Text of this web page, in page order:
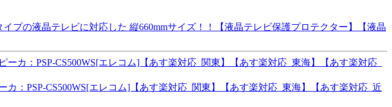
プの液晶テレビに対応した 縦660mmサイズ！！【液晶テレビ保護プロテクター】【液晶
：PSP-CS500WS[エレコム]【あす楽対応_関東】【あす楽対応_東海】【あす楽対応_近